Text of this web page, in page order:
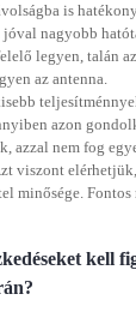
is
nagyobb
legyen, talán
az antenna.
azon
azzal nem fog
viszont
minősége.
kell